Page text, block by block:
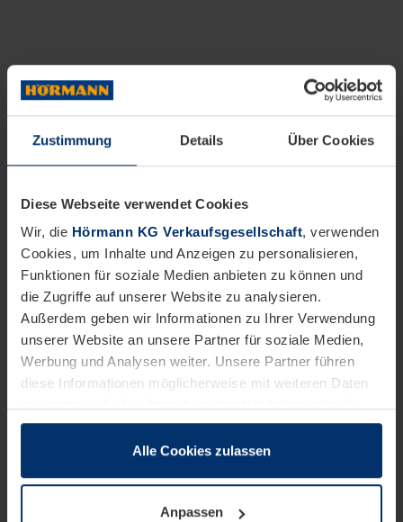
Zustimmung Details Über Cookies
Diese Webseite verwendet Cookies
Wir, die Hörmann KG Verkaufsgesellschaft, verwenden
Cookies, um Inhalte und Anzeigen zu personalisieren,
Funktionen für soziale Medien anbieten zu können und
die Zugriffe auf unserer Website zu analysieren.
Außerdem geben wir Informationen zu Ihrer Verwendung
unserer Website an unsere Partner für soziale Medien,
Werbung und Analysen weiter. Unsere Partner führen
diese Informationen möglicherweise mit weiteren Daten
sie im Rahmen Ihrer Nutzung der Dienste gesammelt
wenn diese für den Betrieb dieser Seite unbedingt
notwendig sind. Für alle anderen Cookie-Typen benötigen
Alle Cookies zulassen
Anpassen